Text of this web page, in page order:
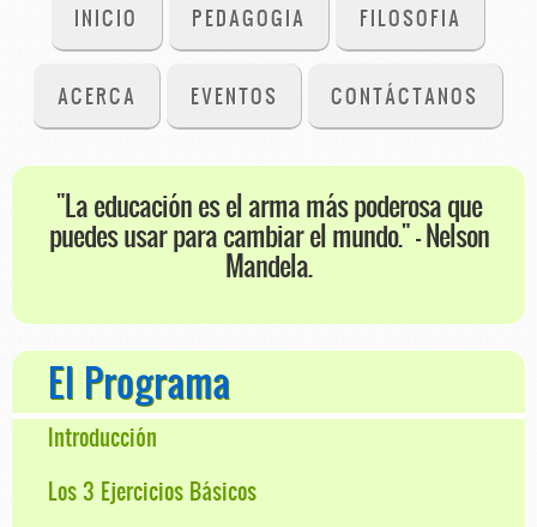
INICIO PEDAGOGIA FILOSOFIA
ACERCA EVENTOS CONTÁCTANOS
"La educación es el arma más poderosa que
puedes usar para cambiar el mundo." - Nelson
Mandela.
El Programa
Introducción
Los 3 Ejercicios Básicos